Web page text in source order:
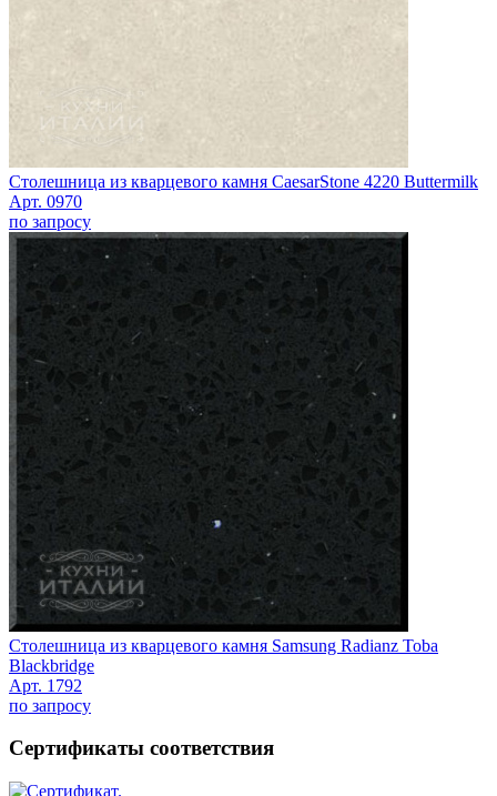
Столешница из кварцевого камня CaesarStone 4220 Buttermilk
Арт. 0970
по запросу
Столешница из кварцевого камня Samsung Radianz Toba
Blackbridge
Арт. 1792
по запросу
Сертификаты соответствия